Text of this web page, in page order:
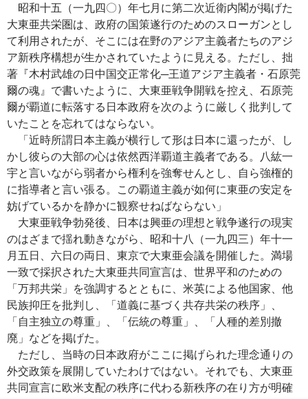
昭和十五（一九四〇）年七月に第二次近衛内閣が掲げた
大東亜共栄圏は、政府の国策遂行のためのスローガンとし
て利用されたが、そこには在野のアジア主義者たちのアジ
ア新秩序構想が生かされていたように見える。ただし、拙
著『木村武雄の日中国交正常化─王道アジア主義者・石原莞
爾の魂』で書いたように、大東亜戦争開戦を控え、石原莞
爾が覇道に転落する日本政府を次のように厳しく批判して
いたことを忘れてはならない。
「近時所謂日本主義が横行して形は日本に還ったが、し
かし彼らの大部の心は依然西洋覇道主義者である。八紘一
宇と言いながら弱者から権利を強奪せんとし、自ら強権的
に指導者と言い張る。この覇道主義が如何に東亜の安定を
妨げているかを静かに観察せねばならない」
大東亜戦争勃発後、日本は興亜の理想と戦争遂行の現実
のはざまで揺れ動きながら、昭和十八（一九四三）年十一
月五日、六日の両日、東京で大東亜会議を開催した。満場
一致で採択された大東亜共同宣言は、世界平和のための
「万邦共栄」を強調するとともに、米英による他国家、他
民族抑圧を批判し、「道義に基づく共存共栄の秩序」、
「自主独立の尊重」、「伝統の尊重」、「人種的差別撤
廃」などを掲げた。
ただし、当時の日本政府がここに掲げられた理念通りの
外交政策を展開していたわけではない。それでも、大東亜
共同宣言に欧米支配の秩序に代わる新秩序の在り方が明確